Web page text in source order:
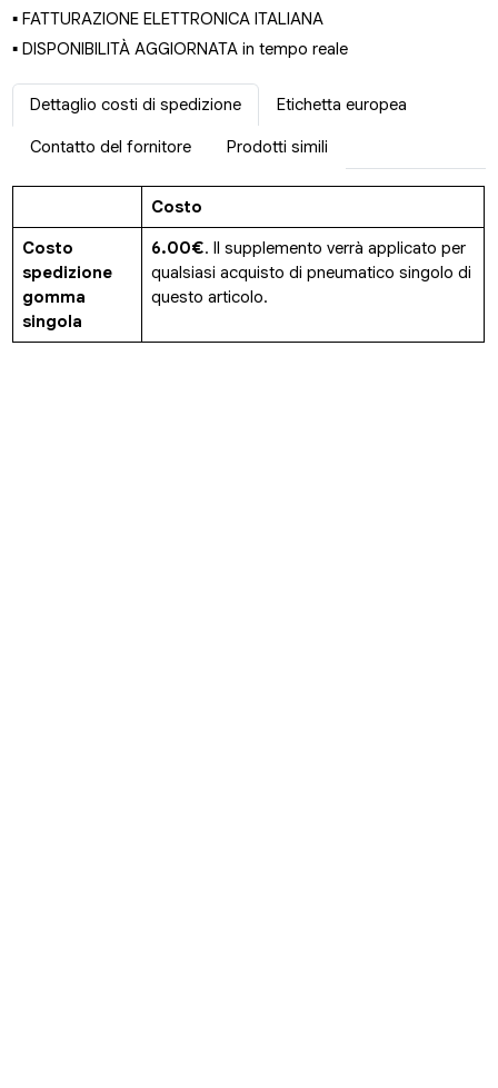
▪ FATTURAZIONE ELETTRONICA ITALIANA
▪ DISPONIBILITÀ AGGIORNATA in tempo reale
Dettaglio costi di spedizione Etichetta europea
Contatto del fornitore Prodotti simili
Costo
Costo
spedizione
gomma
singola
6.00€. Il supplemento verrà applicato per
qualsiasi acquisto di pneumatico singolo di
questo articolo.